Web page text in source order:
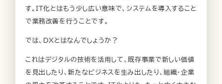
す。IT化とはもう少し広い意味で、システムを導入すること
で業務改善を行うことです。
では、DXとはなんでしょうか？
これはデジタルの技術を活用して、既存事業で新しい価値
を見出したり、新たなビジネスを生み出したり、組織・企業